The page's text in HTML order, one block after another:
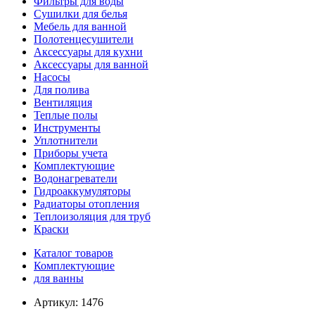
Сушилки для белья
Мебель для ванной
Полотенцесушители
Аксессуары для кухни
Аксессуары для ванной
Насосы
Для полива
Вентиляция
Теплые полы
Инструменты
Уплотнители
Приборы учета
Комплектующие
Водонагреватели
Гидроаккумуляторы
Радиаторы отопления
Теплоизоляция для труб
Краски
Каталог товаров
Комплектующие
для ванны
Артикул: 1476